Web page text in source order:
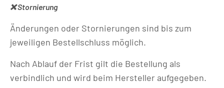
❌ Stornierung
Änderungen oder Stornierungen sind bis zum
jeweiligen Bestellschluss möglich.
Nach Ablauf der Frist gilt die Bestellung als
verbindlich und wird beim Hersteller aufgegeben.